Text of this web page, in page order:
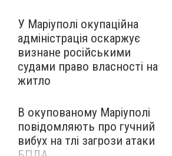
У Маріуполі окупаційна
адміністрація оскаржує
визнане російськими
судами право власності на
житло
В окупованому Маріуполі
повідомляють про гучний
вибух на тлі загрози атаки